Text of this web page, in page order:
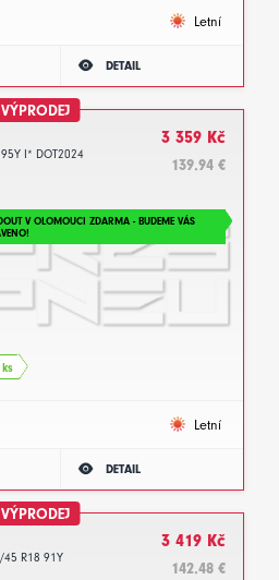
Letní
DETAIL
VÝPRODEJ
I* DOT2024
3 359 Kč
139.94 €
V OLOMOUCI ZDARMA - BUDEME VÁS
Letní
DETAIL
VÝPRODEJ
45 R18 91Y
3 419 Kč
142.48 €